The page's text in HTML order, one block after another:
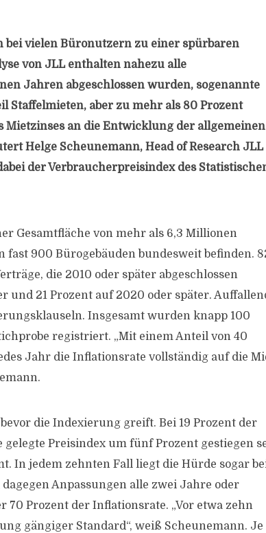
vielen Büronutzern zu einer spürbaren
von JLL enthalten nahezu alle
Jahren abgeschlossen wurden, sogenannte
Staffelmieten, aber zu mehr als 80 Prozent
Mietzinses an die Entwicklung der allgemeinen
Helge Scheunemann, Head of Research JLL
der Verbraucherpreisindex des
Gesamtfläche von mehr als 6,3 Millionen
900 Bürogebäuden bundesweit befinden.
die 2010 oder später abgeschlossen
und 21 Prozent auf 2020 oder später.
Insgesamt wurden knapp 100
registriert. „Mit einem Anteil von 40
Jahr die Inflationsrate vollständig auf die
die Indexierung greift. Bei 19 Prozent der
Preisindex um fünf Prozent gestiegen
In jedem zehnten Fall liegt die Hürde sogar
Anpassungen alle zwei Jahre oder
70 Prozent der Inflationsrate. „Vor etwa zehn
gängiger Standard“, weiß Scheunemann. Je